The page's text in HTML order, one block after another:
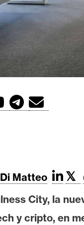
Matteo 𝕏
City, la
y cripto, en